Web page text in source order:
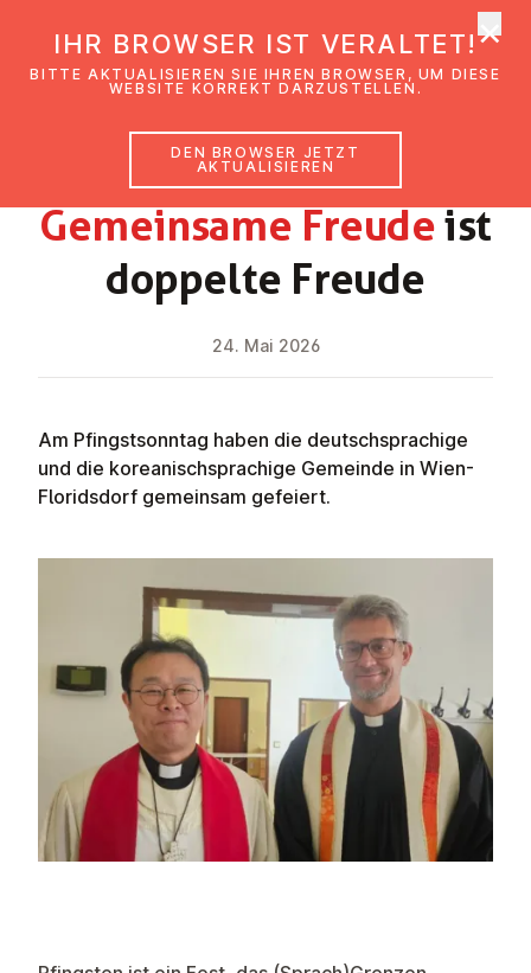
Ge­mein­sa­me Freudeist
doppelte Freude
NEWS
24. Mai 2026
Am Pfingstsonntag haben die deutschsprachige
und die koreanischsprachige Gemeinde in Wien-
Floridsdorf gemeinsam gefeiert.
IHR BROWSER IST VERALTET!
BITTE AKTUALISIEREN SIE IHREN BROWSER, UM DIESE
WEBSITE KORREKT DARZUSTELLEN.
DEN BROWSER JETZT
AKTUALISIEREN
×